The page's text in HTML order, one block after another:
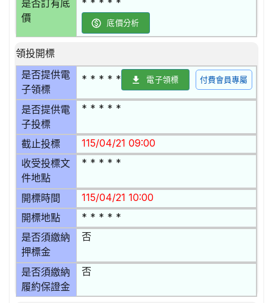
是否訂有底
價
* * * * *
底價分析
領投開標
是否提供電
子領標
* * * * * 電子領標 付費會員專屬
是否提供電
子投標
* * * * *
截止投標 115/04/21 09:00
收受投標文
件地點
* * * * *
開標時間 115/04/21 10:00
開標地點 * * * * *
是否須繳納
押標金
否
是否須繳納
履約保證金
否